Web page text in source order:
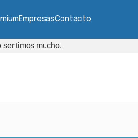
EmpresasContacto
sentimos mucho.